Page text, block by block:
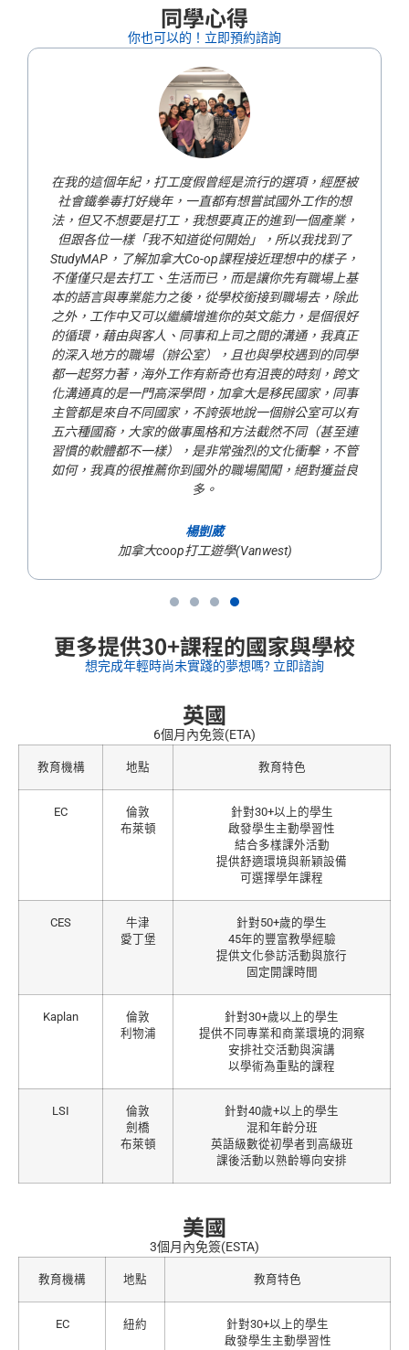
同學心得
你也可以的！立即預約諮詢
曾經是流行的選項，經歷被
直都有想嘗試國外工作的想
想要真正的進到一個產業，
從何開始」，所以我找到了
op課程接近理想中的樣子，
已，而是讓你先有職場上基
從學校銜接到職場去，除此
進你的英文能力，是個很好
和上司之間的溝通，我真正
），且也與學校遇到的同學
新奇也有沮喪的時刻，跨文
，加拿大是移民國家，同事
誇張地說一個辦公室可以有
格和方法截然不同（甚至連
非常強烈的文化衝擊，不管
外的職場闖闖，絕對獲益良
大學畢業後工作了六年，覺得
倦怠感，某次夜深人靜突然意
這樣了吧？」，這個念頭是刺
原因，我並非出身富裕，試著
去UCI就讀企業實習課程是時下
的選擇，在加州不少華人也是
這已經是我第八年在美國了(對
子)，當時完成學業在美國工作
請到H1B，最終在美國結婚，
個未來好了十倍百倍，一路走
挑戰也比以往嚴峻，但還是依
美國加州大學爾灣分校
更多提供30+課程的國家與學校
想完成年輕時尚未實踐的夢想嗎? 立即諮詢
英國
6個月內免簽(ETA)
教育機構 地點 教育特色
EC
倫敦
布萊頓
針對30+以上的學生
啟發學生主動學習性
結合多樣課外活動
提供舒適環境與新穎設備
可選擇學年課程
CES
牛津
愛丁堡
針對50+歲的學生
45年的豐富教學經驗
提供文化參訪活動與旅行
固定開課時間
Kaplan
倫敦
利物浦
針對30+歲以上的學生
提供不同專業和商業環境的洞察
安排社交活動與演講
以學術為重點的課程
LSI
倫敦
劍橋
布萊頓
針對40歲+以上的學生
混和年齡分班
英語級數從初學者到高級班
課後活動以熟齡導向安排
美國
3個月內免簽(ESTA)
教育機構 地點 教育特色
EC 紐約
針對30+以上的學生
啟發學生主動學習性